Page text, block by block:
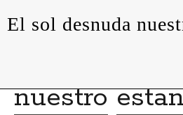
portátiles
El sol desnuda
nuestro